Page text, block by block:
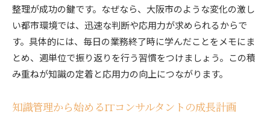
整理が成功の鍵です。なぜなら、大阪市のような変化の激し
い都市環境では、迅速な判断や応用力が求められるからで
す。具体的には、毎日の業務終了時に学んだことをメモにま
とめ、週単位で振り返りを行う習慣をつけましょう。この積
み重ねが知識の定着と応用力の向上につながります。
知識管理から始めるITコンサルタントの成長計画